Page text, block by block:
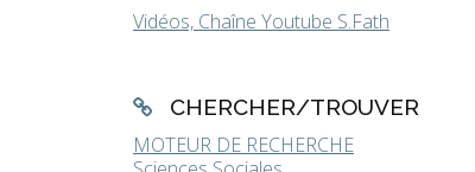
Vidéos, Chaîne Youtube S.Fath
CHERCHER/TROUVER
MOTEUR DE RECHERCHE